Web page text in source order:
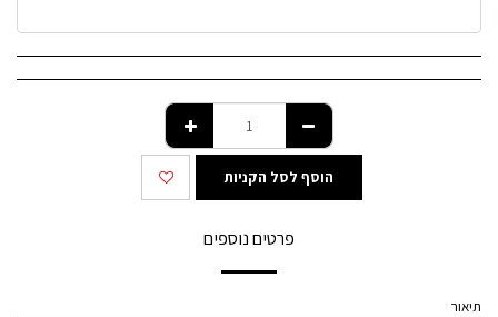
הוסף לסל הקניות
פרטים נוספים
תיאור